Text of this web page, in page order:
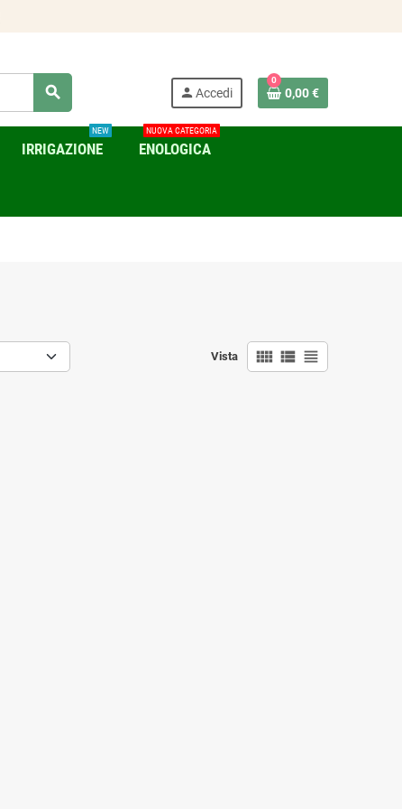
search person Accedi
0
0,00 €
IRRIGAZIONE
NEW
ENOLOGICA
NUOVA CATEGORIA
Vista view_comfy view_list view_headline